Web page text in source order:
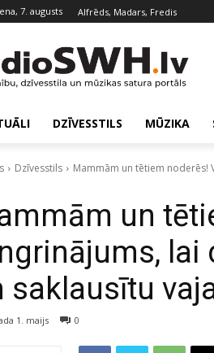
7. augusts Alfrēds, Madars, Fredis
DZĪVESSTILS MŪZIKA
Dzīvesstils Mammām un tētiem noderēs!
un
lai
saklausītu
1. maijs 0